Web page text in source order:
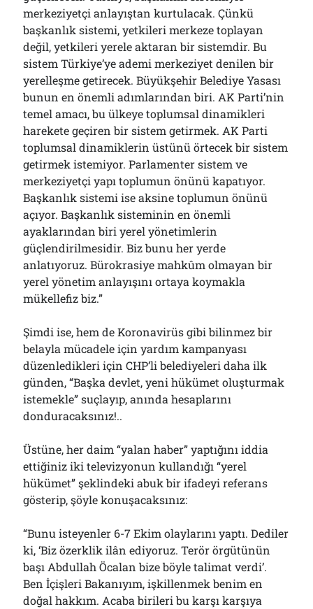
merkeziyetçi anlayıştan kurtulacak. Çünkü
başkanlık sistemi, yetkileri merkeze toplayan
değil, yetkileri yerele aktaran bir sistemdir. Bu
sistem Türkiye’ye ademi merkeziyet denilen bir
yerelleşme getirecek. Büyükşehir Belediye Yasası
bunun en önemli adımlarından biri. AK Parti’nin
temel amacı, bu ülkeye toplumsal dinamikleri
harekete geçiren bir sistem getirmek. AK Parti
toplumsal dinamiklerin üstünü örtecek bir sistem
getirmek istemiyor. Parlamenter sistem ve
merkeziyetçi yapı toplumun önünü kapatıyor.
Başkanlık sistemi ise aksine toplumun önünü
açıyor. Başkanlık sisteminin en önemli
ayaklarından biri yerel yönetimlerin
güçlendirilmesidir. Biz bunu her yerde
anlatıyoruz. Bürokrasiye mahkûm olmayan bir
yerel yönetim anlayışını ortaya koymakla
mükellefiz biz.”
Şimdi ise, hem de Koronavirüs gibi bilinmez bir
belayla mücadele için yardım kampanyası
düzenledikleri için CHP’li belediyeleri daha ilk
günden, “Başka devlet, yeni hükümet oluşturmak
istemekle” suçlayıp, anında hesaplarını
donduracaksınız!..
Üstüne, her daim “yalan haber” yaptığını iddia
ettiğiniz iki televizyonun kullandığı “yerel
hükümet” şeklindeki abuk bir ifadeyi referans
gösterip, şöyle konuşacaksınız:
“Bunu isteyenler 6-7 Ekim olaylarını yaptı. Dediler
ki, ‘Biz özerklik ilân ediyoruz. Terör örgütünün
başı Abdullah Öcalan bize böyle talimat verdi’.
Ben İçişleri Bakanıyım, işkillenmek benim en
doğal hakkım. Acaba birileri bu karşı karşıya